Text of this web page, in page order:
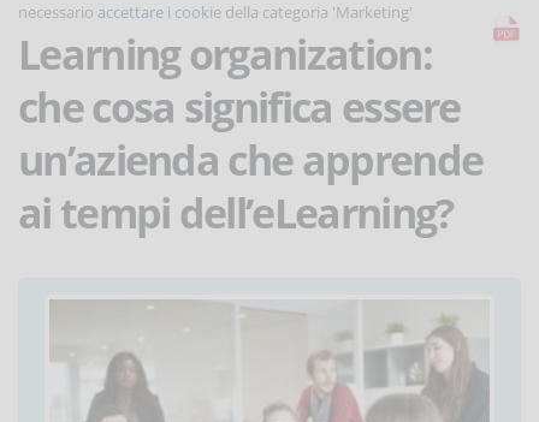
necessario accettare i cookie della categoria 'Marketing'
Learning organization:
che cosa significa essere
un’azienda che apprende
ai tempi dell’eLearning?